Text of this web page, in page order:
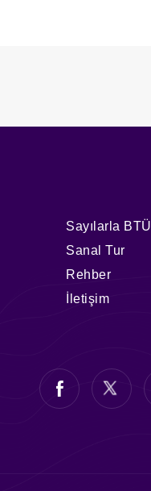
Sayılarla BTÜ
Sanal Tur
Rehber
İletişim